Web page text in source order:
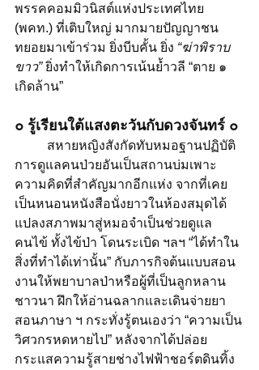
พรรคคอมมิวนิสต์แห่งประเทศไทย
(พคท.) ที่เติบใหญ่ มากมายปัญญาชน
ทยอยมาเข้าร่วม ยิ่งบีบคั้น ยิ่ง “ฆ่าพิราบ
ขาว” ยิ่งทำให้เกิดการเน้นย้ำวลี “ตาย ๑
เกิดล้าน”
๐ รู้เรียนใต้แสงตะวันกับดวงจันทร์ ๐
การดูแลคนป่วยอันเป็นสถานบ่มเพาะ
ความคิดที่สำคัญมากอีกแห่ง จากที่เคย
เป็นหนอนหนังสือนั่งยาวในห้องสมุดได้
แปลงสภาพมาสู่หมอจำเป็นช่วยดูแล
คนไข้ ทั้งไข้ป่า โดนระเบิด ฯลฯ “ได้ทำใน
สิ่งที่ทำได้เท่านั้น” กับภารกิจต้นแบบสอน
งานให้พยาบาลป่าหรือผู้ที่เป็นลูกหลาน
ชาวนา ฝึกให้อ่านฉลากและเดินจ่ายยา
สอนภาษา ฯ กระทั่งรู้ตนเองว่า “ความเป็น
วิศวกรหดหายไป” หลังจากได้ปล่อย
กระแสความรู้สายช่างไฟฟ้าชอร์ตดินทิ้ง